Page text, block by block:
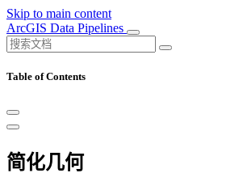
Skip to main content
ArcGIS Data Pipelines
Table of Contents
简化几何